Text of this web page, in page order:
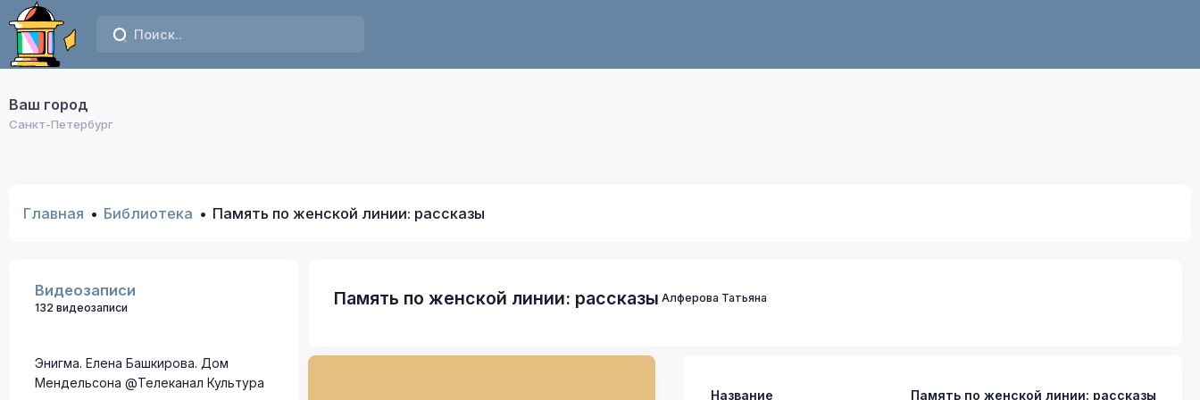
Ваш город
Санкт-Петербург
Главная Библиотека Память по женской линии: рассказы
Видеозаписи
132 видеозаписи
Энигма. Елена Башкирова. Дом
Мендельсона @Телеканал Культура
Память по женской линии: рассказы Алферова Татьяна
Название Память по женской линии: рассказы